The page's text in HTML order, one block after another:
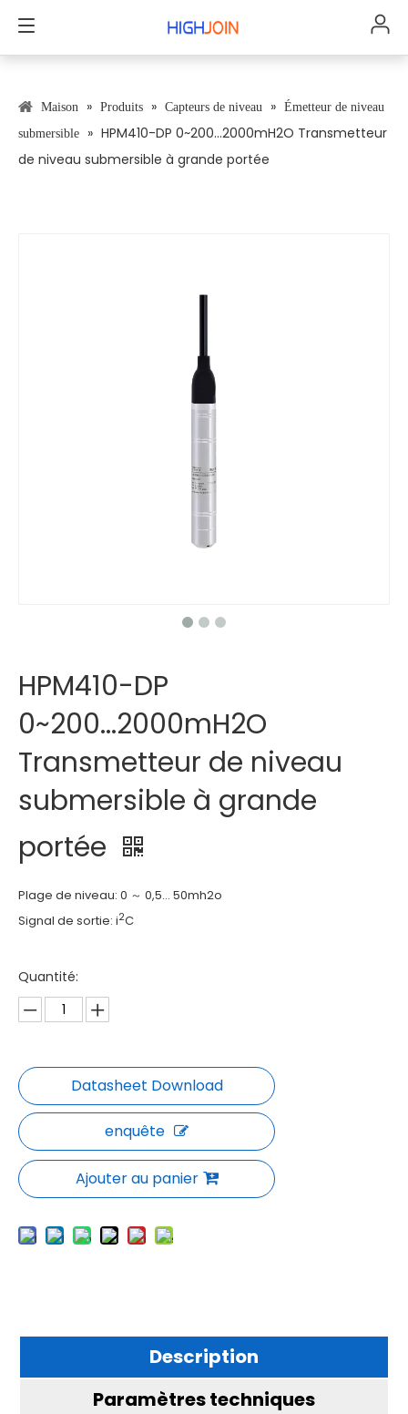
Maison » Produits » Capteurs de niveau » Émetteur de niveau
submersible
» HPM410-DP 0~200...2000mH2O Transmetteur
de niveau submersible à grande portée
HPM410-DP
0~200...2000mH2O
Transmetteur de niveau
submersible à grande
portée
Plage de niveau: 0 ～ 0,5… 50mh2o
Signal de sortie: i2C
Quantité:
enquête
Ajouter au panier
Description
Paramètres techniques